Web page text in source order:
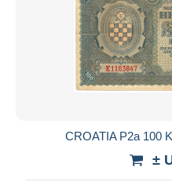
CROATIA P2a 100
±